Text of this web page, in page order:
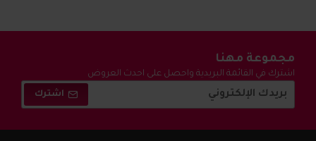
مجموعة مهنا
اشترك في القائمة البريدية واحصل على احدث العروض
والتخفيضات !
اشترك